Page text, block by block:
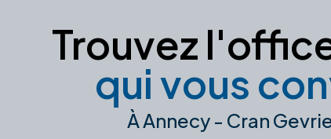
Trouvez
qui vous
À Annecy - Cran